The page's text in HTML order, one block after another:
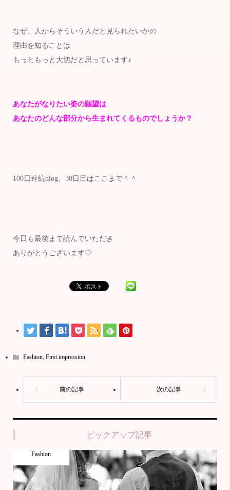
なぜ、人からそういう人だと見られたいかの
理由を知ることは
もっともっと大切だと思っています♪
あなたがなりたい姿の願望は
あなたのどんな部分から生まれてくるものでしょうか？
100日連続blog、30日目はここまで＾＾
今日も最後まで読んでいただき
ありがとうございます♡
Fashion, First impression
ピックアップ記事
Fashion